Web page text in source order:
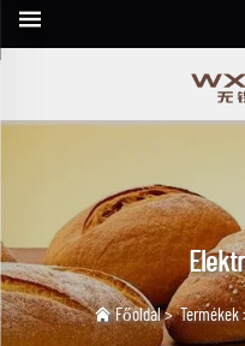
Főoldal>Termékek